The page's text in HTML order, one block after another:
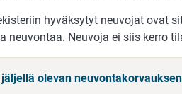
hyväksytyt neuvojat ovat
neuvontaa. Neuvoja ei siis kerro
olevan